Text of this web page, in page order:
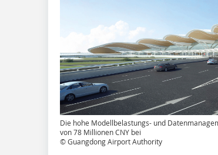
Die hohe Modellbelastungs- und
von 78 Millionen CNY bei
© Guangdong Airport Authority